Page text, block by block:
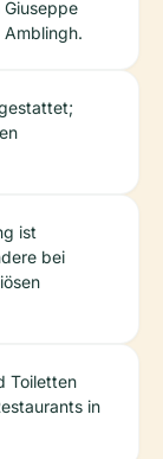
Giuseppe
ist
bei
Toiletten
in